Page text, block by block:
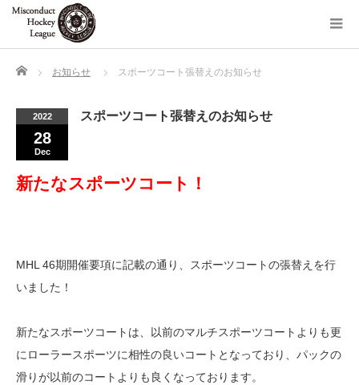
Home お知らせ スポーツコート張替えのお知らせ
2022
28
Dec
スポーツコート張替えのお知らせ
新たなスポーツコート！
MHL 46期開催要項に記載の通り、スポーツコートの張替えを行
いました！
新たなスポーツコートは、以前のマルチスポーツコートよりも更
にローラースポーツに相性の良いコートとなっており、パックの
滑りが以前のコートよりも良くなっております。